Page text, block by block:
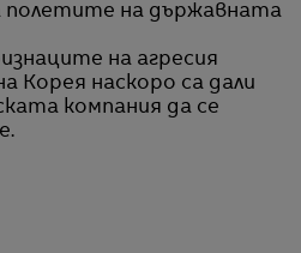
полетите на държавната
на агресия
Корея наскоро са дали
компания да се